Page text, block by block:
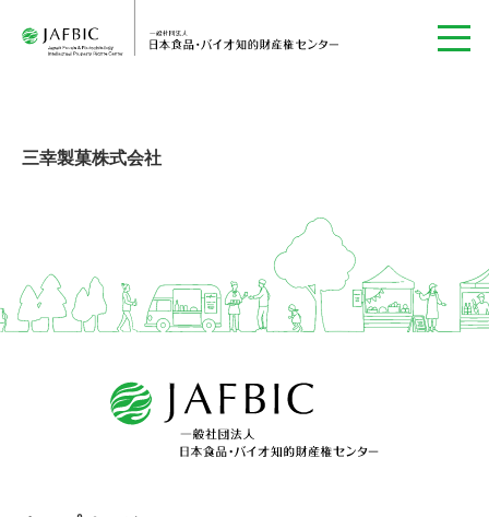
三幸製菓株式会社